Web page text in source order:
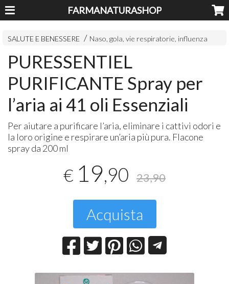
FARMANATURASHOP
SALUTE E BENESSERE Naso, gola, vie respiratorie, influenza
PURESSENTIEL
PURIFICANTE Spray per
l’aria ai 41 oli Essenziali
Per aiutare a purificare l’aria, eliminare i cattivi odori e
la loro origine e respirare un’aria più pura. Flacone
spray da 200 ml
€ 19,90 23,90
Acquista